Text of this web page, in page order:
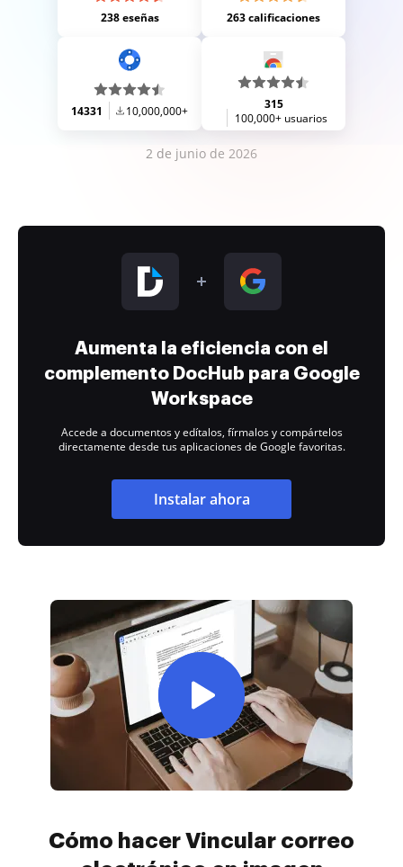
238 eseñas 263 calificaciones
14331 10,000,000+
315
100,000+ usuarios
2 de junio de 2026
Aumenta la eficiencia con el
complemento DocHub para Google
Workspace
Accede a documentos y edítalos, fírmalos y compártelos
directamente desde tus aplicaciones de Google favoritas.
Instalar ahora
Cómo hacer Vincular correo